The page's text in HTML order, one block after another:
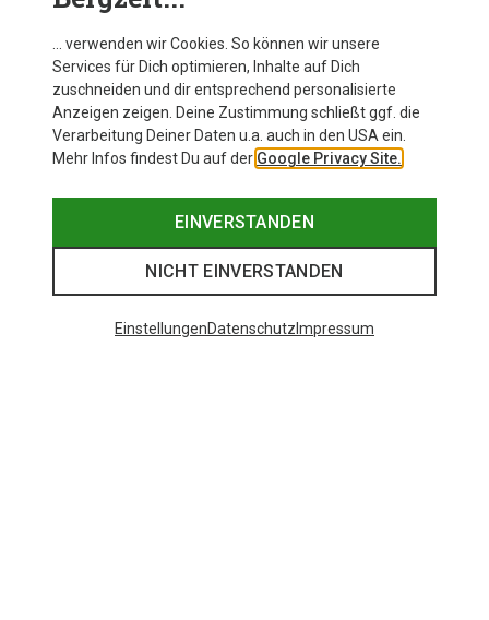
Katharina
die Fessel. Wenn man zwischen
den Größen ist, am besten die
kleinere wählen.
Mehr anzeigen
… verwenden wir Cookies. So können wir unsere
Services für Dich optimieren, Inhalte auf Dich
zuschneiden und dir entsprechend personalisierte
Anzeigen zeigen. Deine Zustimmung schließt ggf. die
Verarbeitung Deiner Daten u.a. auch in den USA ein.
Mehr Infos findest Du auf der Google Privacy Site.
EINVERSTANDEN
NICHT EINVERSTANDEN
EinstellungenDatenschutz Impressum